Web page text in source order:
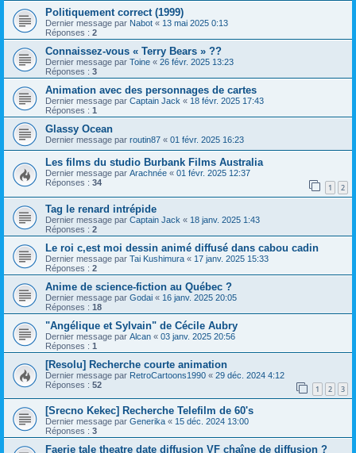
Politiquement correct (1999)
Dernier message par Nabot « 13 mai 2025 0:13
Réponses : 2
Connaissez-vous « Terry Bears » ??
Dernier message par Toine « 26 févr. 2025 13:23
Réponses : 3
Animation avec des personnages de cartes
Dernier message par Captain Jack « 18 févr. 2025 17:43
Réponses : 1
Glassy Ocean
Dernier message par routin87 « 01 févr. 2025 16:23
Les films du studio Burbank Films Australia
Dernier message par Arachnée « 01 févr. 2025 12:37
Réponses : 34 1 2
Tag le renard intrépide
Dernier message par Captain Jack « 18 janv. 2025 1:43
Réponses : 2
Le roi c,est moi dessin animé diffusé dans cabou cadin
Dernier message par Tai Kushimura « 17 janv. 2025 15:33
Réponses : 2
Anime de science-fiction au Québec ?
Dernier message par Godai « 16 janv. 2025 20:05
Réponses : 18
"Angélique et Sylvain" de Cécile Aubry
Dernier message par Alcan « 03 janv. 2025 20:56
Réponses : 1
[Resolu] Recherche courte animation
Dernier message par RetroCartoons1990 « 29 déc. 2024 4:12
Réponses : 52 1 2 3
[Srecno Kekec] Recherche Telefilm de 60's
Dernier message par Generika « 15 déc. 2024 13:00
Réponses : 3
Faerie tale theatre date diffusion VF chaîne de diffusion ?